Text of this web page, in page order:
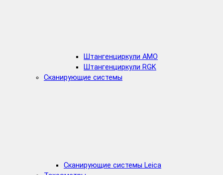
Штангенциркули AMO
Штангенциркули RGK
Сканирующие системы
Сканирующие системы Leica